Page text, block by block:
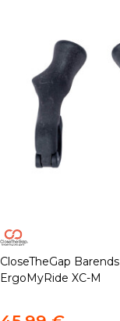
CloseTheGap Barends
ErgoMyRide XC-M